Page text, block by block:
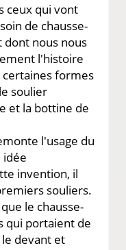
ceux qui vont
de chausse-
dont nous nous
l'histoire
formes
soulier
et la bottine de
l'usage du
idée
invention, il
souliers.
le chausse-
qui portaient de
devant et